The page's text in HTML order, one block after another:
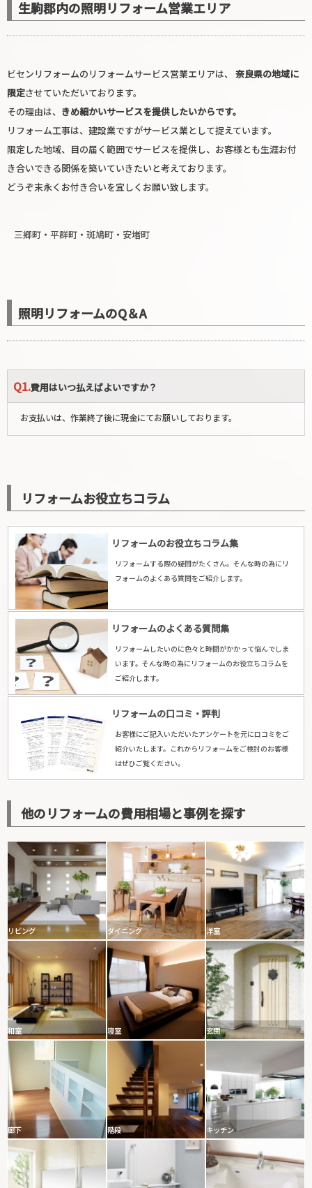
生駒郡内の照明リフォーム営業エリア
ビセンリフォームのリフォームサービス営業エリアは、 奈良県の地域に
限定させていただいております。
その理由は、 きめ細かいサービスを提供したいからです。
リフォーム工事は、建設業ですがサービス業として捉えています。
限定した地域、目の届く範囲でサービスを提供し、お客様とも生涯お付
き合いできる関係を築いていきたいと考えております。
どうぞ末永くお付き合いを宜しくお願い致します。
三郷町 ・ 平群町 ・ 斑鳩町 ・ 安堵町
照明リフォームのQ＆A
Q1.費用はいつ払えばよいですか？
お支払いは、作業終了後に現金にてお願いしております。
リフォームお役立ちコラム
リフォームのお役立ちコラム集
リフォームする際の疑問がたくさん。そんな時の為にリ
フォームのよくある質問をご紹介します。
リフォームのよくある質問集
リフォームしたいのに色々と時間がかかって悩んでしま
います。そんな時の為にリフォームのお役立ちコラムを
ご紹介します。
リフォームの口コミ・評判
お客様にご記入いただいたアンケートを元に口コミをご
紹介いたします。これからリフォームをご検討のお客様
はぜひご覧ください。
他のリフォームの費用相場と事例を探す
リビング ダイニング 洋室
和室 寝室 玄関
廊下 階段 キッチン